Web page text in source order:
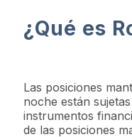
¿Qué es
Las posiciones
noche están
instrumentos
de las posiciones